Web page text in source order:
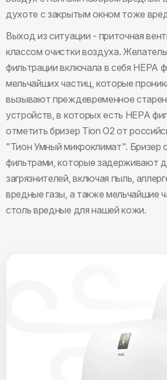
духоте с закрытым окном тоже
Выход из ситуации - приточная
классом очистки воздуха.
фильтрации включала в себя НЕРА
мельчайших частиц, которые
вызывают преждевременное
устройств, в которых есть НЕРА
отметить бризер Tion O2 от
"Тион Умный микроклимат". Бризер
фильтрами, которые задерживают
загрязнителей, включая пыль,
вредные газы, а также мельчайшие
столь вредные для нашей кожи.